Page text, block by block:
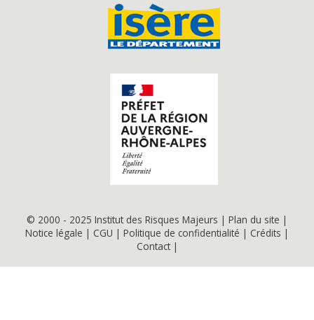
© 2000 - 2025 Institut des Risques Majeurs | Plan du site |
Notice légale | CGU | Politique de confidentialité | Crédits |
Contact |